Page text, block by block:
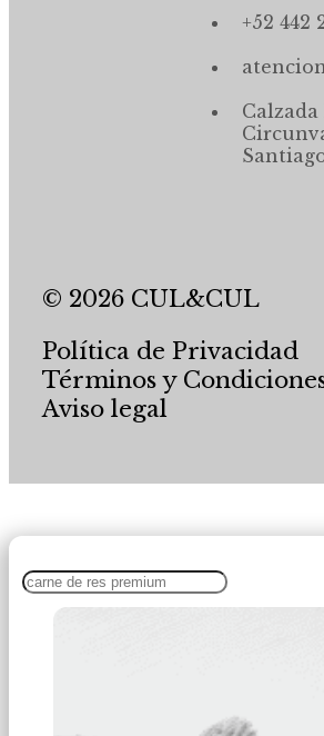
+52 442
Calzada
© 2026 CUL&CUL
Política de Privacidad
Términos y
Aviso legal